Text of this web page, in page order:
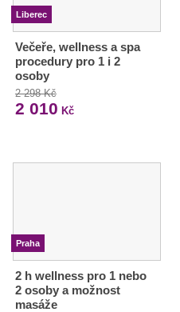
Liberec
Večeře, wellness a spa
procedury pro 1 i 2
osoby
2 298 Kč
2 010 Kč
Praha
2 h wellness pro 1 nebo
2 osoby a možnost
masáže